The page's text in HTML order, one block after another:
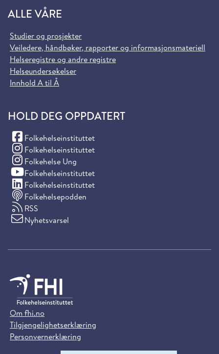
ALLE VÅRE
Studier og prosjekter
Veiledere, håndbøker, rapporter og informasjonsmateriell
Helseregistre og andre registre
Helseundersøkelser
Innhold A til Å
HOLD DEG OPPDATERT
Folkehelseinstituttet
(Facebook)
Folkehelseinstituttet
(Instagram)
Folkehelse Ung
(Instagram)
Folkehelseinstituttet
(YouTube)
Folkehelseinstituttet
(LinkedIn)
Folkehelsepodden
RSS
Nyhetsvarsel
Om fhi.no
Tilgjengelighetserklæring
Personvernerklæring